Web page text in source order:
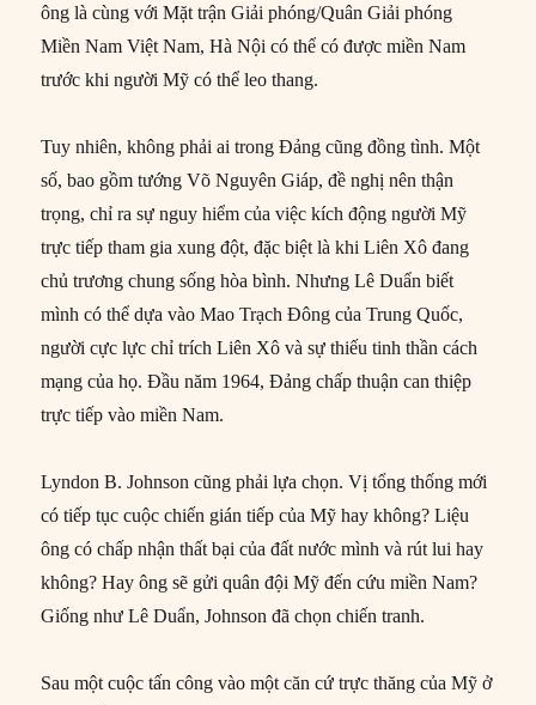
ông là cùng với Mặt trận Giải phóng/Quân Giải phóng
Miền Nam Việt Nam, Hà Nội có thể có được miền Nam
trước khi người Mỹ có thể leo thang.
Tuy nhiên, không phải ai trong Đảng cũng đồng tình. Một
số, bao gồm tướng Võ Nguyên Giáp, đề nghị nên thận
trọng, chỉ ra sự nguy hiểm của việc kích động người Mỹ
trực tiếp tham gia xung đột, đặc biệt là khi Liên Xô đang
chủ trương chung sống hòa bình. Nhưng Lê Duẩn biết
mình có thể dựa vào Mao Trạch Đông của Trung Quốc,
người cực lực chỉ trích Liên Xô và sự thiếu tinh thần cách
mạng của họ. Đầu năm 1964, Đảng chấp thuận can thiệp
trực tiếp vào miền Nam.
Lyndon B. Johnson cũng phải lựa chọn. Vị tổng thống mới
có tiếp tục cuộc chiến gián tiếp của Mỹ hay không? Liệu
ông có chấp nhận thất bại của đất nước mình và rút lui hay
không? Hay ông sẽ gửi quân đội Mỹ đến cứu miền Nam?
Giống như Lê Duẩn, Johnson đã chọn chiến tranh.
Sau một cuộc tấn công vào một căn cứ trực thăng của Mỹ ở